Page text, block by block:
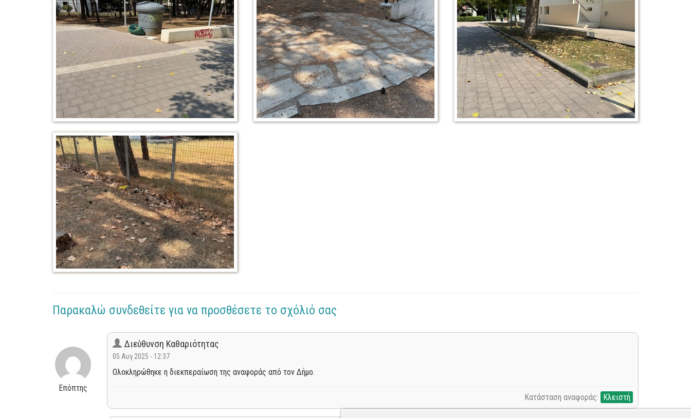
Παρακαλώ συνδεθείτε για να προσθέσετε το σχόλιό σας
Επόπτης
Διεύθυνση Καθαριότητας
05 Αυγ 2025 - 12:37
Ολοκληρώθηκε η διεκπεραίωση της αναφοράς από τον Δήμο.
Κατάσταση αναφοράς: Κλειστή